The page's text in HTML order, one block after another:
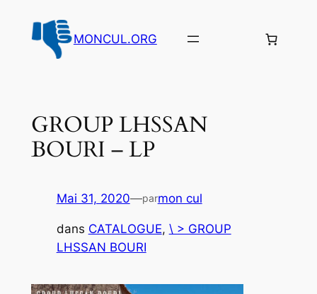
contenu
MONCUL.ORG
GROUP LHSSAN
BOURI – LP
Mai 31, 2020—parmon cul
dans CATALOGUE, \ > GROUP
LHSSAN BOURI